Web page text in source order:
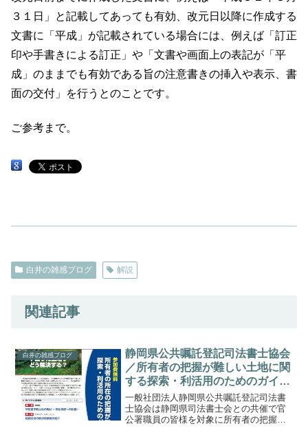
３１日」と記載してあっても有効、改元日以降に作成する
文書に「平成」が記載されている場合には、例えば「訂正
印や手書きによる訂正」や「文書や画面上の表記が「平
成」のままでも有効である旨の注意書きの挿入や表示、書
面の交付」を行うとのことです。
ご参考まで。
白井の雑感ブログ 解説
関連記事
白井の雑感ブログ
静岡県公共嘱託登記司法書士協会
／所有者の把握が難しい土地に関
する探索・利活用のためのガイド
ライン研修会Ｈ30.2/8、2/15、
2/22
一般社団法人静岡県公共嘱託登記司法書
士協会は静岡県司法書士会との共催で官
公署職員の皆様を対象に所有者の把握が